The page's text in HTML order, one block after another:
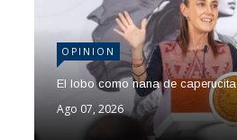
OPINION
El lobo como nana de caperucita
Ago 07, 2026